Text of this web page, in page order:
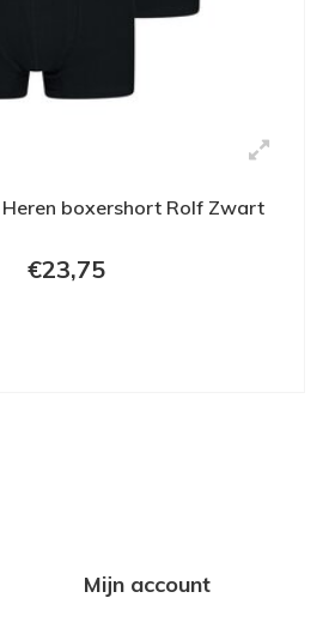
Heren boxershort Rolf Zwart
€23,75
Mijn account